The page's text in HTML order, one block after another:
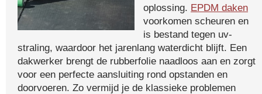
oplossing. EPDM daken
voorkomen scheuren en
is bestand tegen uv-
straling, waardoor het jarenlang waterdicht blijft. Een
dakwerker brengt de rubberfolie naadloos aan en zorgt
voor een perfecte aansluiting rond opstanden en
doorvoeren. Zo vermijd je de klassieke problemen